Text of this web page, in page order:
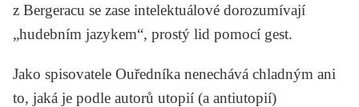
z Bergeracu se zase intelektuálové dorozumívají
„hudebním jazykem“, prostý lid pomocí gest.
Jako spisovatele Ouředníka nenechává chladným ani
to, jaká je podle autorů utopií (a antiutopií)